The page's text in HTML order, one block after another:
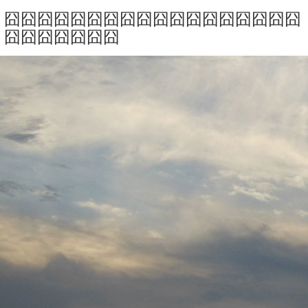
囧囧囧囧囧囧囧囧囧囧囧囧囧囧囧囧囧囧
囧囧囧囧囧囧囧